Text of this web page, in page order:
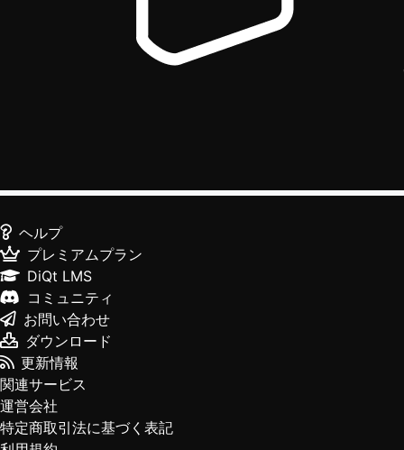
ヘルプ
プレミアムプラン
DiQt LMS
コミュニティ
お問い合わせ
ダウンロード
更新情報
関連サービス
運営会社
特定商取引法に基づく表記